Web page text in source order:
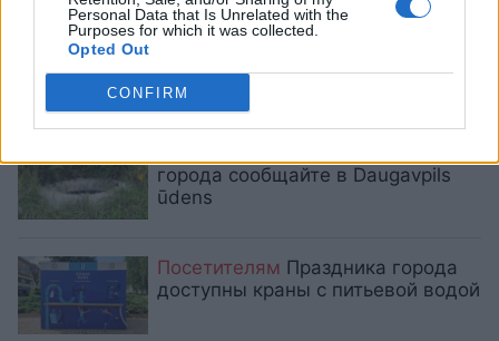
Personal Data that Is Unrelated with the
Purposes for which it was collected.
Opted Out
CONFIRM
В некоторых домах микрорайона
города сообщайте в Daugavpils
ūdens
Посетителям Праздника города
доступны краны с питьевой водой